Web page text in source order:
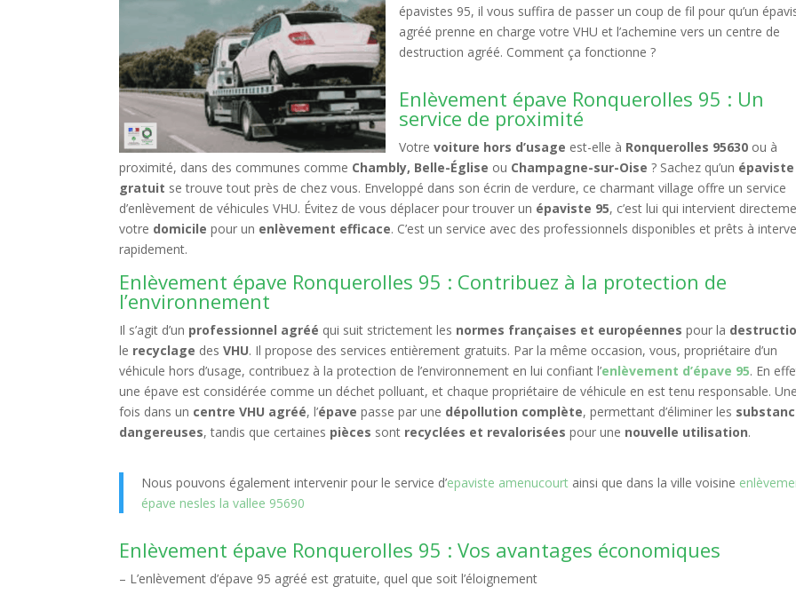
épavistes 95, il vous suffira de passer un coup de fil pour qu’un
agréé prenne en charge votre VHU et l’achemine vers un centre de
destruction agréé. Comment ça fonctionne ?
Enlèvement épave Ronquerolles 95 : Un
service de proximité
Votrevoiture hors d’usage est-elle à Ronquerolles 95630 ou à
proximité, dans des communes comme Chambly, Belle-Église ou Champagne-sur-Oise ? Sachez qu’un épaviste
gratuit se trouve tout près de chez vous. Enveloppé dans son écrin de verdure, ce charmant village offre un service
d’enlèvement de véhicules VHU. Évitez de vous déplacer pour trouver un épaviste 95, c’est lui qui intervient
votre domicile pour un enlèvement efficace. C’est un service avec des professionnels disponibles et prêts à
rapidement.
Enlèvement épave Ronquerolles 95 : Contribuez à la protection de
l’environnement
Il s’agit d’un professionnel agréé qui suit strictement les normes françaises et européennes pour la
le recyclage desVHU. Il propose des services entièrement gratuits. Par la même occasion, vous, propriétaire d’un
véhicule hors d’usage, contribuez à la protection de l’environnement en lui confiant l’enlèvement d’épave 95. En
une épave est considérée comme un déchet polluant, et chaque propriétaire de véhicule en est tenu responsable.
fois dans un centre VHU agréé, l’épave passe par une dépollution complète, permettant d’éliminer les
dangereuses, tandis que certaines pièces sont recyclées et revalorisées pour une nouvelle utilisation.
Nous pouvons également intervenir pour le service d’epaviste amenucourt ainsi que dans la ville voisine
épave nesles la vallee 95690
Enlèvement épave Ronquerolles 95 : Vos avantages économiques
– L’enlèvement d’épave 95 agréé est gratuite, quel que soit l’éloignement